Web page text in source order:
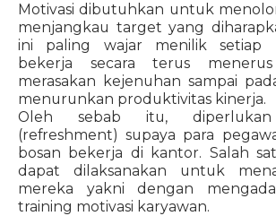
Motivasi dibutuhkan untuk
menjangkau target yang
ini paling wajar menilik setiap
bekerja secara terus
merasakan kejenuhan sampai
menurunkan produktivitas kinerja.
Oleh sebab itu, diperlukan
(refreshment) supaya para
bosan bekerja di kantor. Salah
dapat dilaksanakan untuk
mereka yakni dengan
training motivasi karyawan.